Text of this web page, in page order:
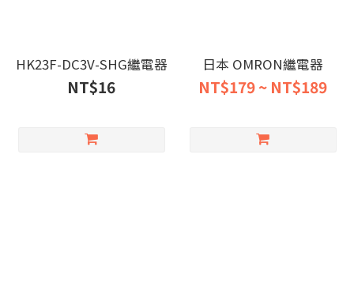
HK23F-DC3V-SHG繼電器
NT$16
日本 OMRON繼電器
NT$179 ~ NT$189